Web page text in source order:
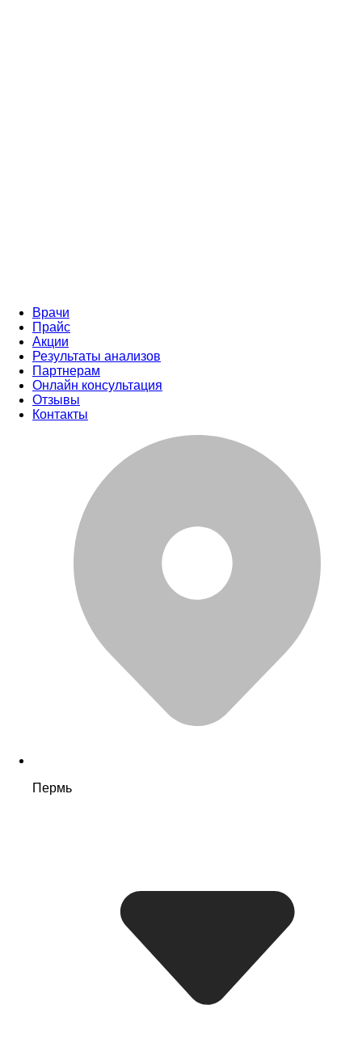
Врачи
Прайс
Акции
Результаты анализов
Партнерам
Онлайн консультация
Отзывы
Контакты
Пермь